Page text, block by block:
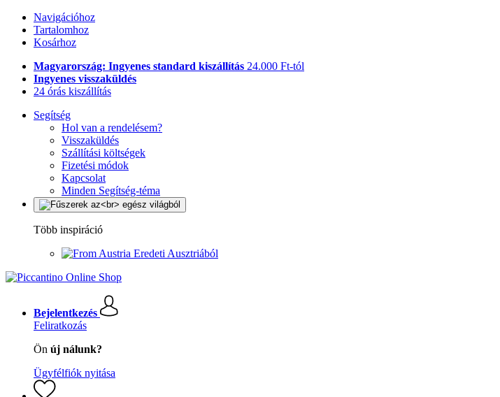
Navigációhoz
Tartalomhoz
Kosárhoz
Magyarország: Ingyenes standard kiszállítás 24.000 Ft-tól
Ingyenes visszaküldés
24 órás kiszállítás
Segítség
Hol van a rendelésem?
Visszaküldés
Szállítási költségek
Fizetési módok
Kapcsolat
Minden Segítség-téma
Több inspiráció
Eredeti Ausztriából
Bejelentkezés
Feliratkozás
Ön új nálunk?
Ügyfélfiók nyitása